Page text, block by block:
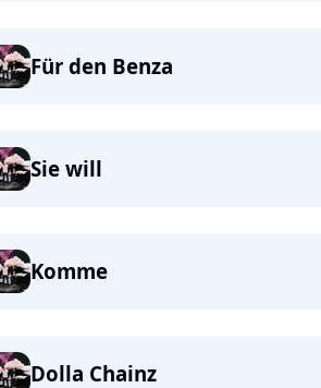
Für den Benza
Sie will
Komme
Dolla Chainz